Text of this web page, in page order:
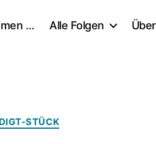
… Alle Folgen
Kategorien
STÜCK